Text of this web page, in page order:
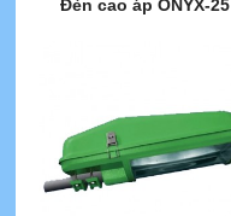
Đèn cao áp ONYX-25